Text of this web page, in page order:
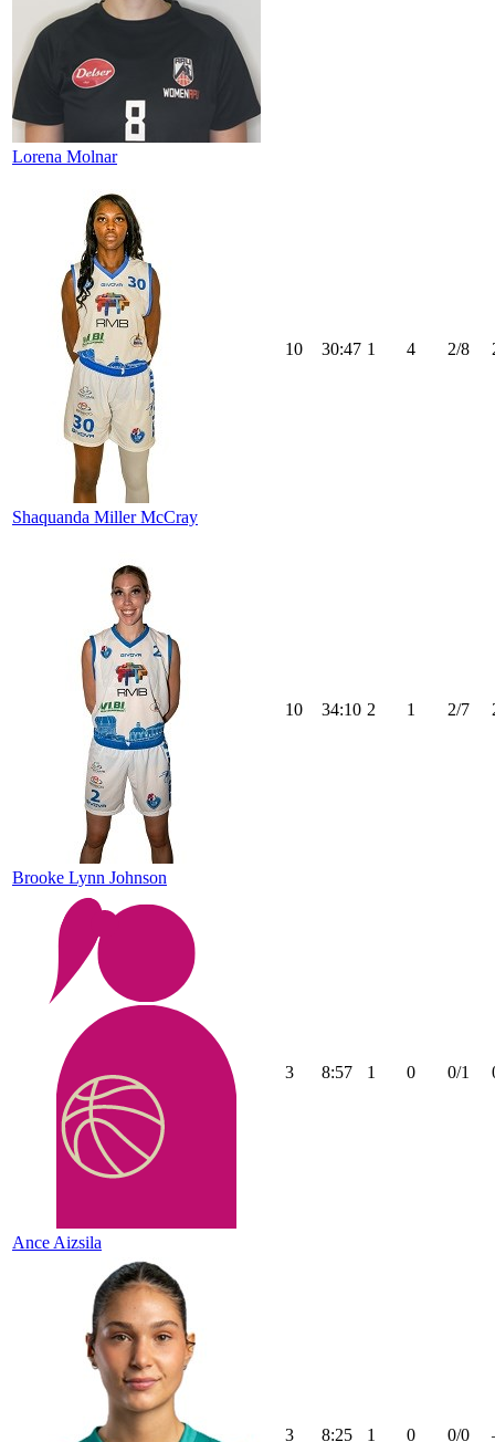
Lorena Molnar
Shaquanda Miller McCray
10 30:47 1 4 2/8
Brooke Lynn Johnson
10 34:10 2 1 2/7
Ance Aizsila
3 8:57 1 0 0/1
3 8:25 1 0 0/0